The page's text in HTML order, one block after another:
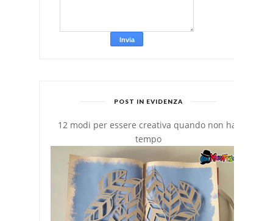
POST IN EVIDENZA
12 modi per essere creativa quando non hai
tempo